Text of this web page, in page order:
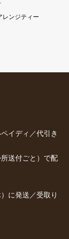
レンジティー
イディ／代引き
送付ごと）で配
に発送／受取り